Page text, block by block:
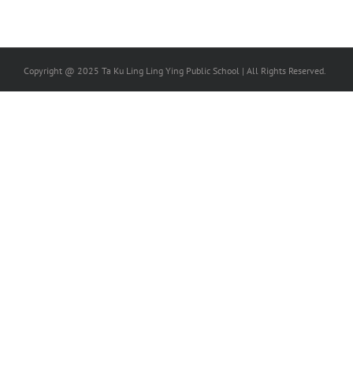
Copyright @ 2025 Ta Ku Ling Ling Ying Public School | All Rights Reserved.